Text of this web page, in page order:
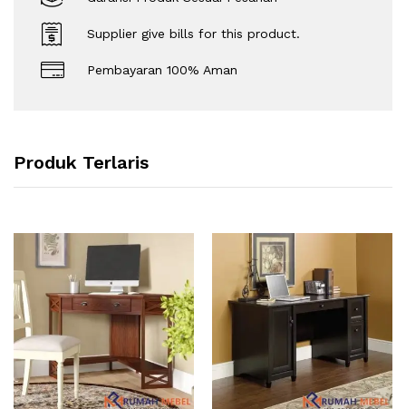
Supplier give bills for this product.
Pembayaran 100% Aman
Produk Terlaris